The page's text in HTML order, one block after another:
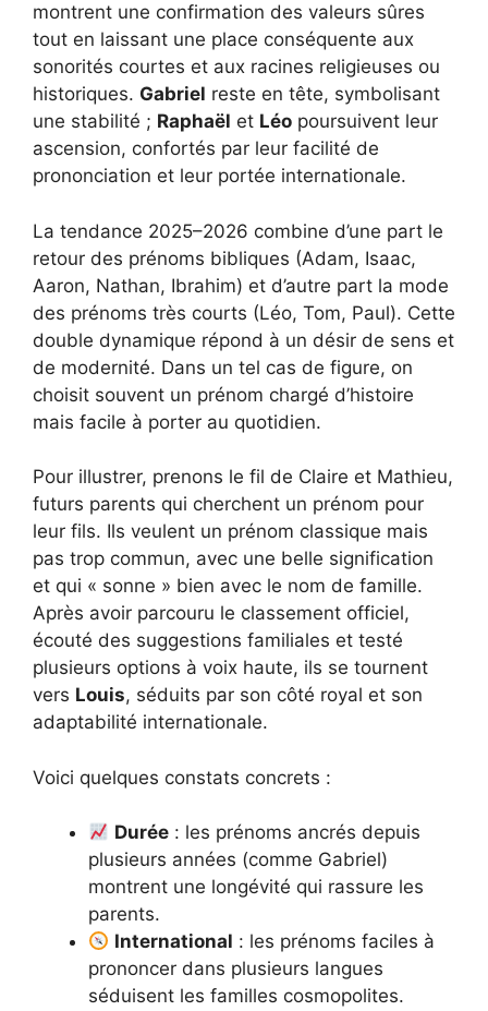
montrent une confirmation des valeurs sûres
tout en laissant une place conséquente aux
sonorités courtes et aux racines religieuses ou
historiques. Gabriel reste en tête, symbolisant
une stabilité ; Raphaël et Léo poursuivent leur
ascension, confortés par leur facilité de
prononciation et leur portée internationale.
La tendance 2025–2026 combine d’une part le
retour des prénoms bibliques (Adam, Isaac,
Aaron, Nathan, Ibrahim) et d’autre part la mode
des prénoms très courts (Léo, Tom, Paul). Cette
double dynamique répond à un désir de sens et
de modernité. Dans un tel cas de figure, on
choisit souvent un prénom chargé d’histoire
mais facile à porter au quotidien.
Pour illustrer, prenons le fil de Claire et Mathieu,
futurs parents qui cherchent un prénom pour
leur fils. Ils veulent un prénom classique mais
pas trop commun, avec une belle signification
et qui « sonne » bien avec le nom de famille.
Après avoir parcouru le classement officiel,
écouté des suggestions familiales et testé
plusieurs options à voix haute, ils se tournent
vers Louis, séduits par son côté royal et son
adaptabilité internationale.
Voici quelques constats concrets :
Durée : les prénoms ancrés depuis
plusieurs années (comme Gabriel)
montrent une longévité qui rassure les
parents.
International : les prénoms faciles à
prononcer dans plusieurs langues
séduisent les familles cosmopolites.